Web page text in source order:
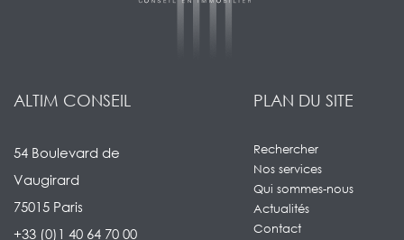
ALTIM CONSEIL
54 Boulevard de
Vaugirard
75015 Paris
+33 (0)1 40 64 70 00
PLAN DU SITE
Rechercher
Nos services
Qui sommes-nous
Actualités
Contact